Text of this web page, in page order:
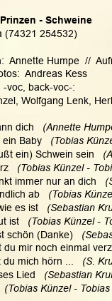
- Schweine
(74321 254532)
Annette Humpe  //
Andreas Kess
-voc, back-voc-:
Wolfgang Lenk,
dich
(Annette
ein Baby
(Tobias
ein) Schwein sein
(Tobias Künzel -
immer nur an dich
ab
(Tobias
es ist
(Sebastian
ist
(Tobias Künzel -
schön (Danke)
du mir noch einmal
mich hörn ...
(S.
Lied
(Sebastian
(Tobias Künzel -